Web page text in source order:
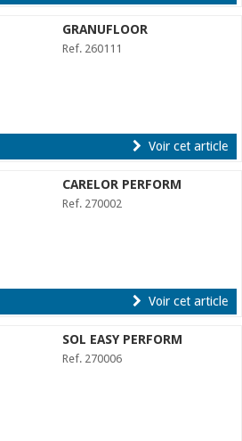
GRANUFLOOR
Ref. 260111
Voir cet article
CARELOR PERFORM
Ref. 270002
Voir cet article
SOL EASY PERFORM
Ref. 270006